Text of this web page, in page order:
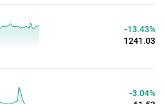
-13.43%
1241.03
-3.04%